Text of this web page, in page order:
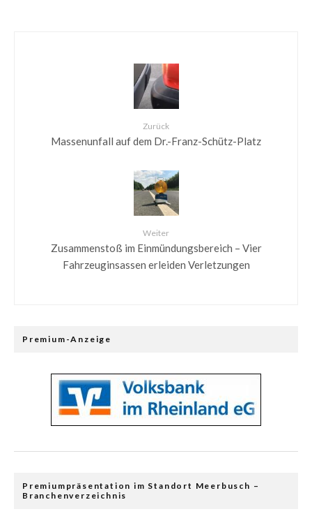
Zurück
Massenunfall auf dem Dr.-Franz-Schütz-Platz
Weiter
Zusammenstoß im Einmündungsbereich – Vier
Fahrzeuginsassen erleiden Verletzungen
Premium-Anzeige
Premiumpräsentation im Standort Meerbusch –
Branchenverzeichnis